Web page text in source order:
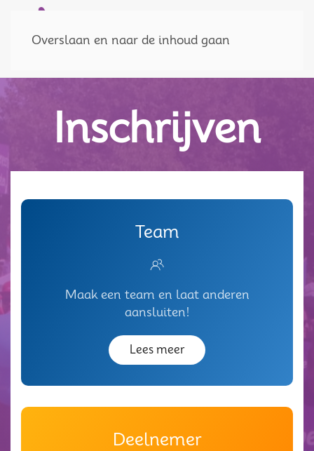
Overslaan en naar de inhoud gaan
Doneer
Inschrijven
Team
Maak een team en laat anderen
aansluiten!
Lees meer
Deelnemer